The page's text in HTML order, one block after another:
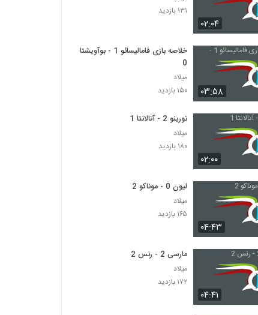
۰۲:۰۴
۱۳۱ بازدید
۰۳:۵۸
خلاصه بازی فامالیسائو 1 - بوآویشتا
0
میلاد
۱۵۰ بازدید
۰۲:۰۰
تورینو 2 - آتالانتا 1
میلاد
۱۸۰ بازدید
۰۴:۴۳
لیون 0 - موناکو 2
میلاد
۱۶۵ بازدید
۰۴:۴۱
مارسی 2 - رنس 2
میلاد
۱۷۲ بازدید